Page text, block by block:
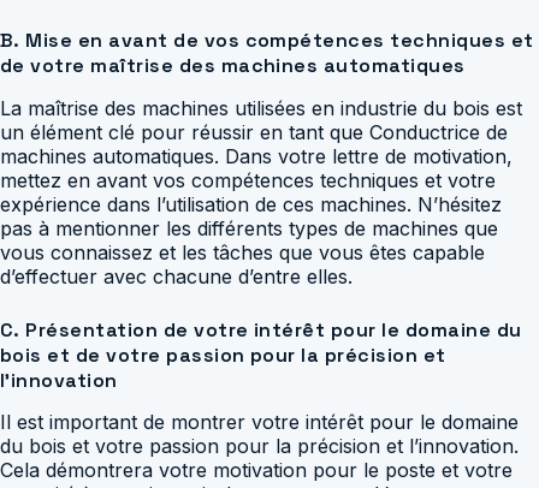
B. Mise en avant de vos compétences techniques et
de votre maîtrise des machines automatiques
La maîtrise des machines utilisées en industrie du bois est
un élément clé pour réussir en tant que Conductrice de
machines automatiques. Dans votre lettre de motivation,
mettez en avant vos compétences techniques et votre
expérience dans l’utilisation de ces machines. N’hésitez
pas à mentionner les différents types de machines que
vous connaissez et les tâches que vous êtes capable
d’effectuer avec chacune d’entre elles.
C. Présentation de votre intérêt pour le domaine du
bois et de votre passion pour la précision et
l’innovation
Il est important de montrer votre intérêt pour le domaine
du bois et votre passion pour la précision et l’innovation.
Cela démontrera votre motivation pour le poste et votre